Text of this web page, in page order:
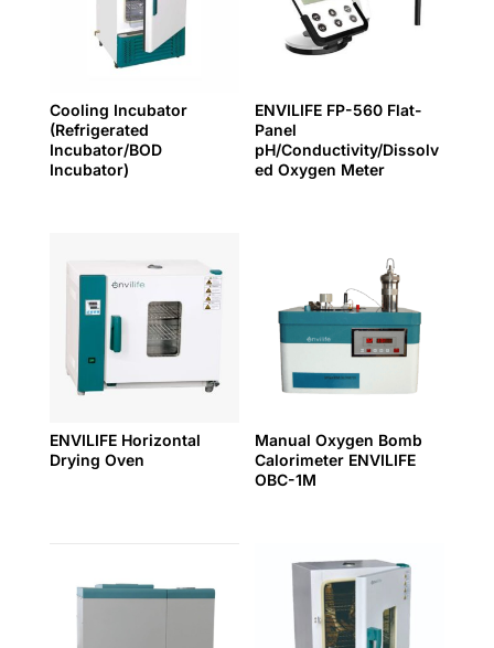
Cooling Incubator
(Refrigerated
Incubator/BOD
Incubator)
ENVILIFE FP-560 Flat-
Panel
pH/Conductivity/Dissolv
ed Oxygen Meter
ENVILIFE Horizontal
Drying Oven
Manual Oxygen Bomb
Calorimeter ENVILIFE
OBC-1M